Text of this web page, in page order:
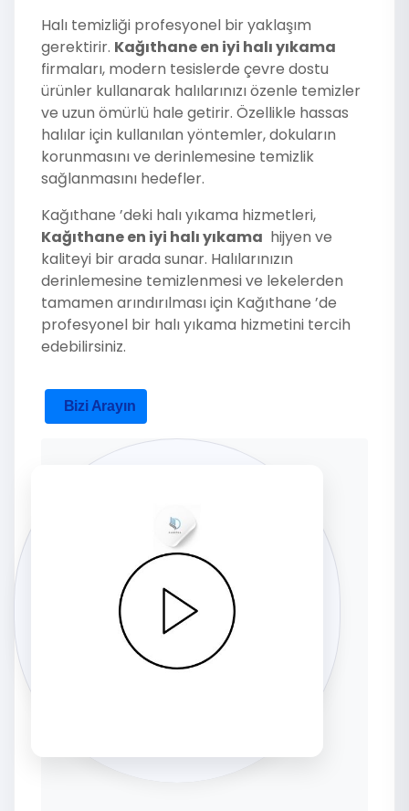
Halı temizliği profesyonel bir yaklaşım
gerektirir. Kağıthane en iyi halı yıkama
firmaları, modern tesislerde çevre dostu
ürünler kullanarak halılarınızı özenle temizler
ve uzun ömürlü hale getirir. Özellikle hassas
halılar için kullanılan yöntemler, dokuların
korunmasını ve derinlemesine temizlik
sağlanmasını hedefler.
Kağıthane ’deki halı yıkama hizmetleri,
Kağıthane en iyi halı yıkama hijyen ve
kaliteyi bir arada sunar. Halılarınızın
derinlemesine temizlenmesi ve lekelerden
tamamen arındırılması için Kağıthane ’de
profesyonel bir halı yıkama hizmetini tercih
edebilirsiniz.
Bizi Arayın